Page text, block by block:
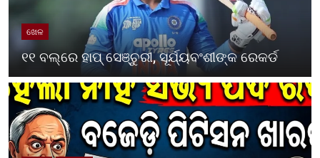
ଖେଳ
୧୧ ବଲ୍‌ରେ ହାପ୍ ସେଞ୍ଚୁରୀ, ସୂର୍ଯ୍ୟବଂଶୀଙ୍କ ରେକର୍ଡ